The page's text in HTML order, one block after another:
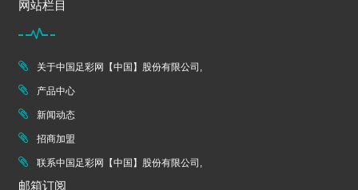
网站栏目
关于中国足彩网【中国】股份有限公司,
产品中心
新闻动态
招商加盟
联系中国足彩网【中国】股份有限公司,
邮箱订阅